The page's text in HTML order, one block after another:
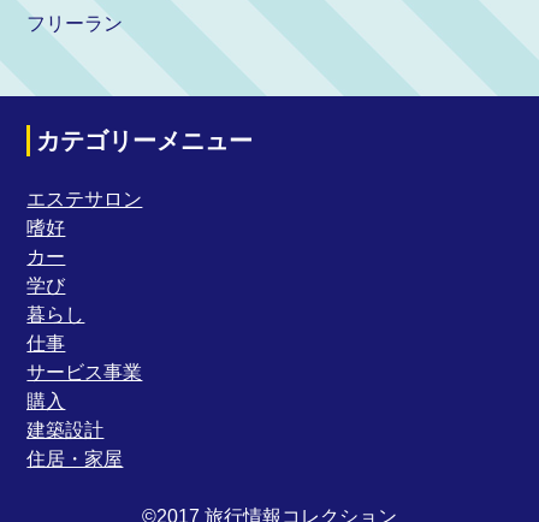
フリーラン
カテゴリーメニュー
エステサロン
嗜好
カー
学び
暮らし
仕事
サービス事業
購入
建築設計
住居・家屋
©2017 旅行情報コレクション